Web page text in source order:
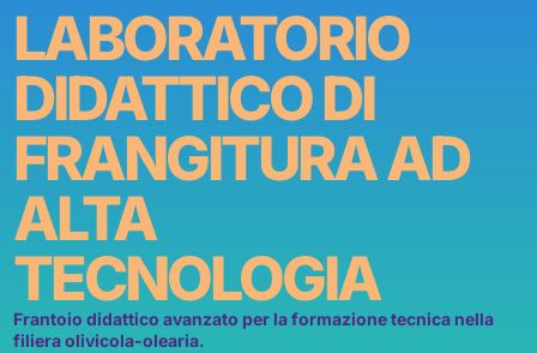
LABORATORIO
DIDATTICO DI
FRANGITURA AD
ALTA
TECNOLOGIA
Frantoio didattico avanzato per la formazione tecnica nella
filiera olivicola-olearia.